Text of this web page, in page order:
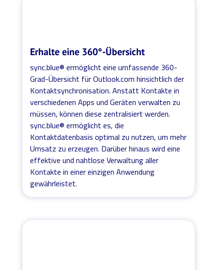
Erhalte eine 360°-Übersicht
sync.blue® ermöglicht eine umfassende 360-
Grad-Übersicht für Outlook.com hinsichtlich der
Kontaktsynchronisation. Anstatt Kontakte in
verschiedenen Apps und Geräten verwalten zu
müssen, können diese zentralisiert werden.
sync.blue® ermöglicht es, die
Kontaktdatenbasis optimal zu nutzen, um mehr
Umsatz zu erzeugen. Darüber hinaus wird eine
effektive und nahtlose Verwaltung aller
Kontakte in einer einzigen Anwendung
gewährleistet.